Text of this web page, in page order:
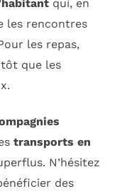
qui, en
les rencontres
les repas,
que les
transports en
N’hésitez
des